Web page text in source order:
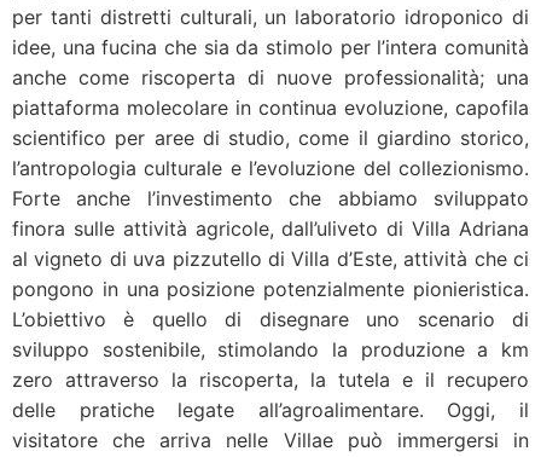
per tanti distretti culturali, un laboratorio idroponico di
idee, una fucina che sia da stimolo per l’intera comunità
anche come riscoperta di nuove professionalità; una
piattaforma molecolare in continua evoluzione, capofila
scientifico per aree di studio, come il giardino storico,
l’antropologia culturale e l’evoluzione del collezionismo.
Forte anche l’investimento che abbiamo sviluppato
finora sulle attività agricole, dall’uliveto di Villa Adriana
al vigneto di uva pizzutello di Villa d’Este, attività che ci
pongono in una posizione potenzialmente pionieristica.
L’obiettivo è quello di disegnare uno scenario di
sviluppo sostenibile, stimolando la produzione a km
zero attraverso la riscoperta, la tutela e il recupero
delle pratiche legate all’agroalimentare. Oggi, il
visitatore che arriva nelle Villae può immergersi in